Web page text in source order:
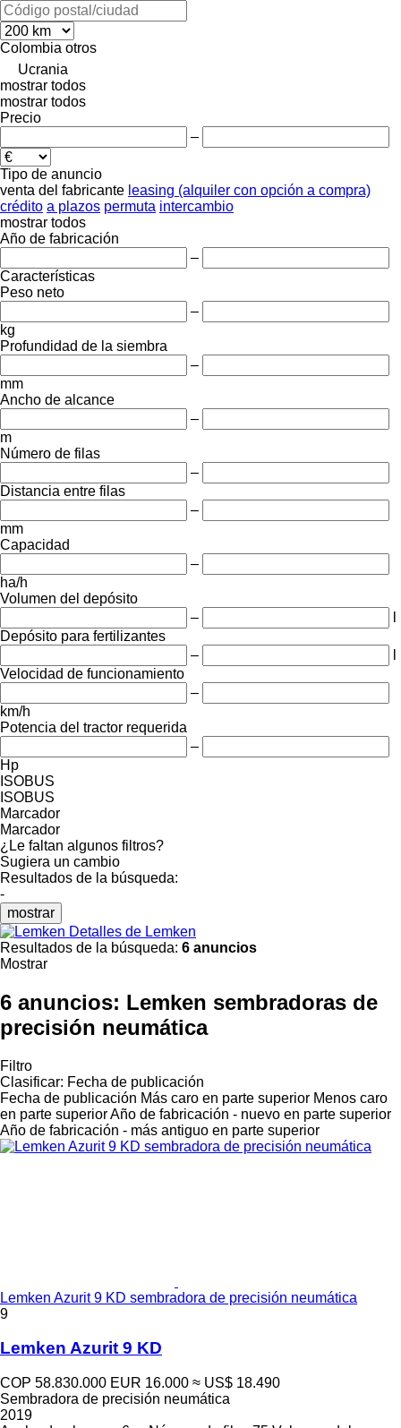
Colombia otros
Ucrania
mostrar todos
mostrar todos
Precio
–
Tipo de anuncio
venta del fabricante leasing (alquiler con opción a compra)
crédito a plazos permuta intercambio
mostrar todos
Año de fabricación
–
Características
Peso neto
–
kg
Profundidad de la siembra
–
mm
Ancho de alcance
–
m
Número de filas
–
Distancia entre filas
–
mm
Capacidad
–
ha/h
Volumen del depósito
–
Depósito para fertilizantes
–
Velocidad de funcionamiento
–
km/h
Potencia del tractor requerida
–
Hp
ISOBUS
ISOBUS
Marcador
Marcador
¿Le faltan algunos filtros?
Sugiera un cambio
Resultados de la búsqueda:
-
mostrar
Detalles de Lemken
Resultados de la búsqueda: 6 anuncios
Mostrar
6 anuncios: Lemken sembradoras de
precisión neumática
Filtro
Clasificar: Fecha de publicación
Fecha de publicación Más caro en parte superior Menos caro
en parte superiorAño de fabricación - nuevo en parte superior
Año de fabricación - más antiguo en parte superior
Lemken Azurit 9 KD sembradora de precisión neumática
9
Lemken Azurit 9 KD
COP 58.830.000 EUR 16.000 ≈ US$ 18.490
Sembradora de precisión neumática
2019